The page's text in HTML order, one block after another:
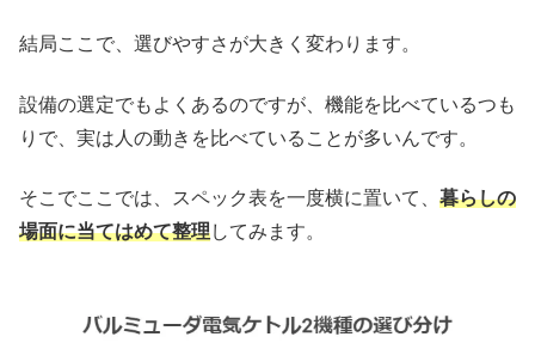
結局ここで、選びやすさが大きく変わります。
設備の選定でもよくあるのですが、機能を比べているつも
りで、実は人の動きを比べていることが多いんです。
そこでここでは、スペック表を一度横に置いて、 暮らしの
場面に当てはめて整理してみます。